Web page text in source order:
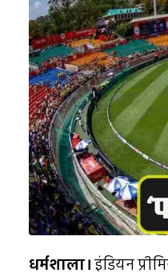
धर्मशाला।इंडियन